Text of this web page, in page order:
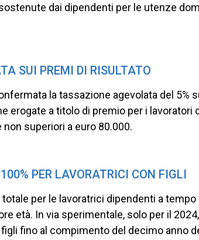
dai dipendenti per le utenze
SUI PREMI DI RISULTATO
la tassazione agevolata del 5%
erogate a titolo di premio per i
superiori a euro 80.000.
PER LAVORATRICI CON FIGLI
per le lavoratrici dipendenti a
età. In via sperimentale, solo per il
fino al compimento del decimo anno